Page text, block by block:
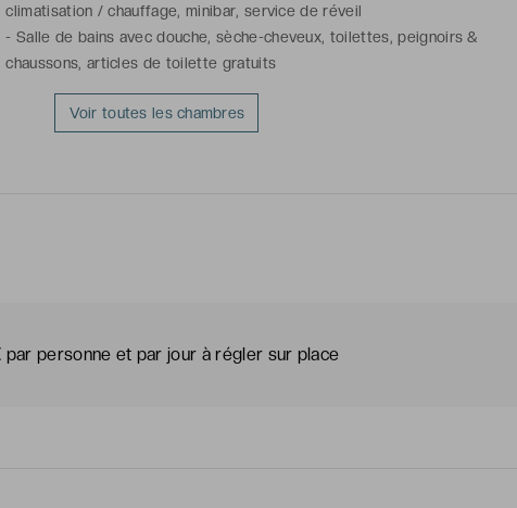
climatisation / chauffage, minibar, service de réveil
-Salle de bains avec douche, sèche-cheveux, toilettes, peignoirs &
chaussons, articles de toilette gratuits
Voir toutes les chambres
par personne et par jour à régler sur place